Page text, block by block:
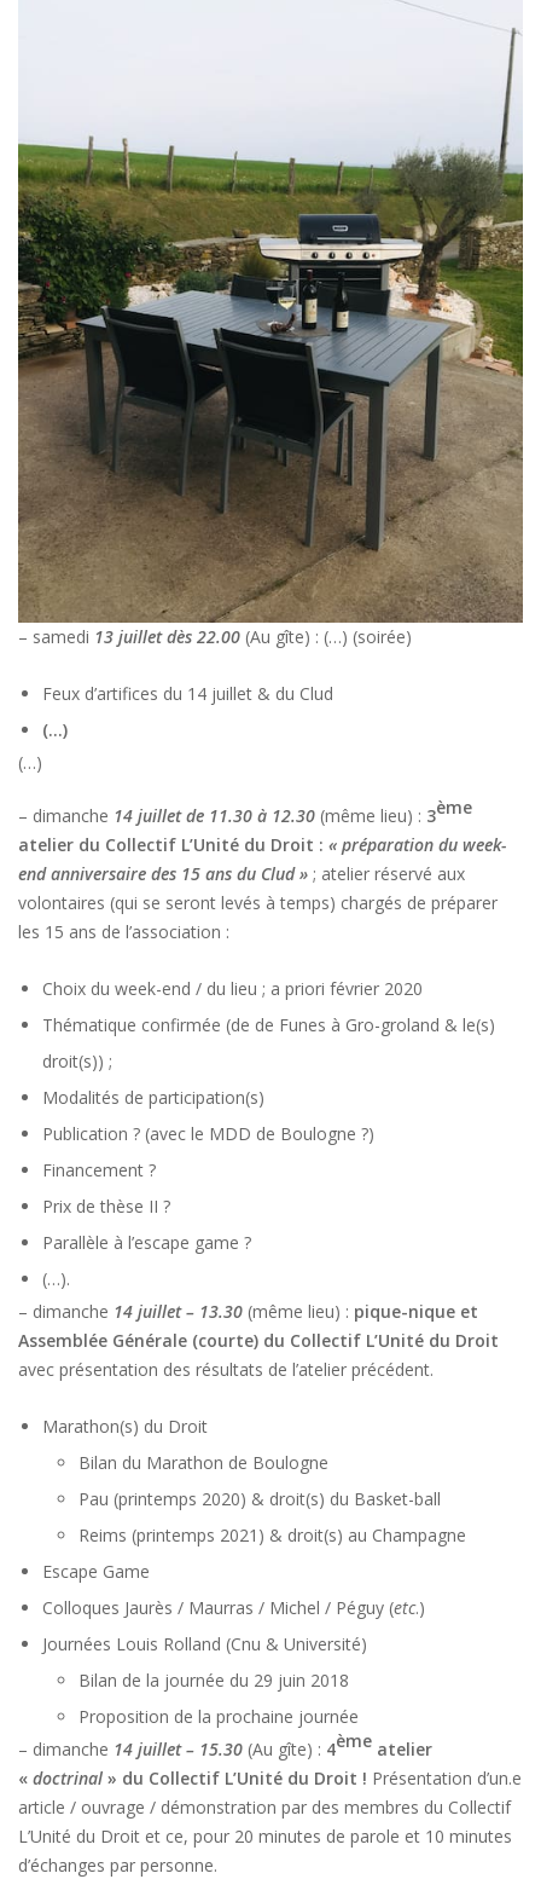
– samedi 13 juillet dès 22.00 (Au gîte) : (…) (soirée)
Feux d’artifices du 14 juillet & du Clud
(…)
(…)
– dimanche 14 juillet de 11.30 à 12.30 (même lieu) : 3ème
atelier du Collectif L’Unité du Droit : « préparation du week-
end anniversaire des 15 ans du Clud » ; atelier réservé aux
volontaires (qui se seront levés à temps) chargés de préparer
les 15 ans de l’association :
Choix du week-end / du lieu ; a priori février 2020
Thématique confirmée (de de Funes à Gro-groland & le(s)
droit(s)) ;
Modalités de participation(s)
Publication ? (avec le MDD de Boulogne ?)
Financement ?
Prix de thèse II ?
Parallèle à l’escape game ?
(…).
– dimanche 14 juillet – 13.30 (même lieu) : pique-nique et
Assemblée Générale (courte) du Collectif L’Unité du Droit
avec présentation des résultats de l’atelier précédent.
Marathon(s) du Droit
Bilan du Marathon de Boulogne
Pau (printemps 2020) & droit(s) du Basket-ball
Reims (printemps 2021) & droit(s) au Champagne
Escape Game
Colloques Jaurès / Maurras / Michel / Péguy (etc.)
Journées Louis Rolland (Cnu & Université)
Bilan de la journée du 29 juin 2018
Proposition de la prochaine journée
– dimanche 14 juillet – 15.30 (Au gîte) : 4ème atelier
« doctrinal » du Collectif L’Unité du Droit ! Présentation d’un.e
article / ouvrage / démonstration par des membres du Collectif
L’Unité du Droit et ce, pour 20 minutes de parole et 10 minutes
d’échanges par personne.